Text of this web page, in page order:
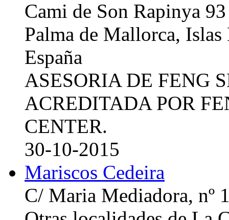
Cami de Son Rapinya 93
Palma de Mallorca, Islas
España
ASESORIA DE FENG
ACREDITADA POR
CENTER.
30-10-2015
Mariscos Cedeira
C/ Maria Mediadora, nº